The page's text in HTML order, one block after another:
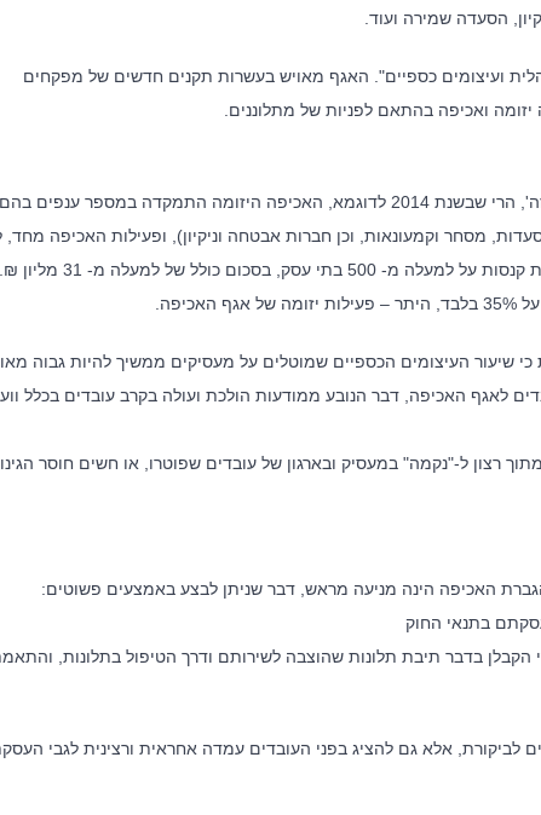
הסעדה שמירה ועוד.
ועיצומים כספיים". האגף מאויש בעשרות תקנים חדשים של מפקחים
ואכיפה בהתאם לפניות של מתלוננים.
למרות הנטייה 'הישראלית' לחשוב ש- 'מי כבר יאכוף את זה', הרי שבשנת 2014 לדוגמא, האכיפה היזומה התמקדה במספר ענפים בהם
מסחר וקמעונאות, וכן חברות אבטחה וניקיון), ופעילות האכיפה מחד,
כולל של למעלה מ- 31 מליון ₪.
עולה כבר כעת כי שיעור העיצומים הכספיים שמוטלים על מעסיקים ממשיך להיות גבוה
לאגף האכיפה, דבר הנובע ממודעות הולכת ועולה בקרב עובדים בכלל
רצון ל-"נקמה" במעסיק ובארגון של עובדים שפוטרו, או חשים חוסר
האכיפה הינה מניעה מראש, דבר שניתן לבצע באמצעים פשוטים:
הקבלן בדבר תיבת תלונות שהוצבה לשירותם ודרך הטיפול בתלונות,
לביקורת, אלא גם להציג בפני העובדים עמדה אחראית ורצינית לגבי
המשרד
השירותים המקצועיים, מציע
מלכודת העמלות – מהו השכר